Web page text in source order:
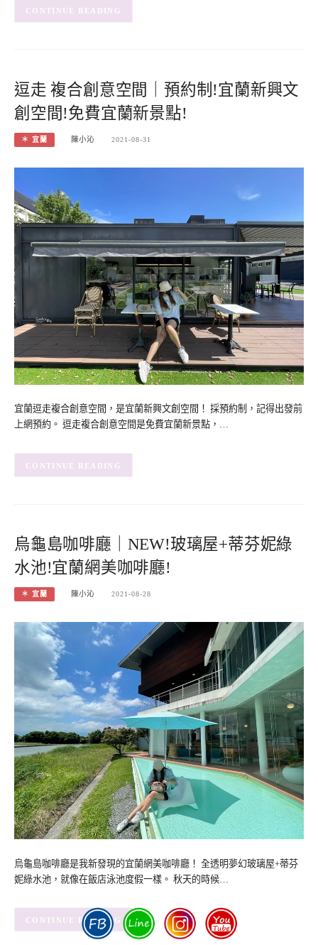
CONTINUE READING
逗走 複合創意空間｜預約制!宜蘭新興文
創空間!免費宜蘭新景點!
＊ 宜蘭 陳小沁 2021-08-31
宜蘭逗走複合創意空間，是宜蘭新興文創空間！ 採預約制，記得出發前
上網預約。 逗走複合創意空間是免費宜蘭新景點，…
CONTINUE READING
烏龜島咖啡廳｜NEW!玻璃屋+蒂芬妮綠
水池!宜蘭網美咖啡廳!
＊ 宜蘭 陳小沁 2021-08-28
烏龜島咖啡廳是我新發現的宜蘭網美咖啡廳！ 全透明夢幻玻璃屋+蒂芬
妮綠水池，就像在飯店泳池度假一樣。 秋天的時候…
CONTINUE READING